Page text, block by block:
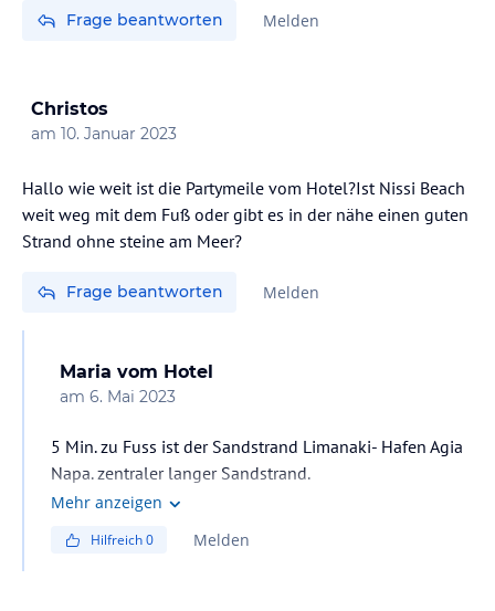
Frage beantworten Melden
Christos
am 10. Januar 2023
Hallo wie weit ist die Partymeile vom Hotel?Ist Nissi Beach
weit weg mit dem Fuß oder gibt es in der nähe einen guten
Strand ohne steine am Meer?
Frage beantworten Melden
Maria vom Hotel
am 6. Mai 2023
5 Min. zu Fuss ist der Sandstrand Limanaki- Hafen Agia
Napa. zentraler langer Sandstrand.
Nissi Beach ist 30 Min. zu Fuss entfernt, Sie können
Mehr anzeigen
Hilfreich0 Melden